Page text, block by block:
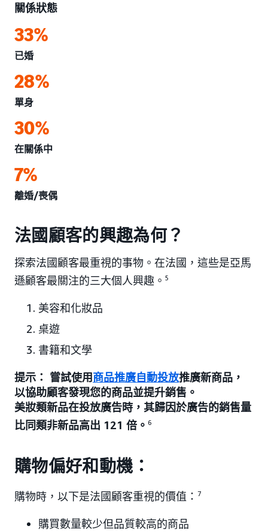
關係狀態
33%
已婚
28%
單身
30%
在關係中
7%
離婚/喪偶
法國顧客的興趣為何？
探索法國顧客最重視的事物。在法國，這些是亞馬
遜顧客最關注的三大個人興趣。 5
美容和化妝品
桌遊
書籍和文學
提示： 嘗試使用商品推廣自動投放推廣新商品，
以協助顧客發現您的商品並提升銷售。
美妝類新品在投放廣告時，其歸因於廣告的銷售量
比同類非新品高出 121 倍。 6
購物偏好和動機：
購物時，以下是法國顧客重視的價值： 7
購買數量較少但品質較高的商品